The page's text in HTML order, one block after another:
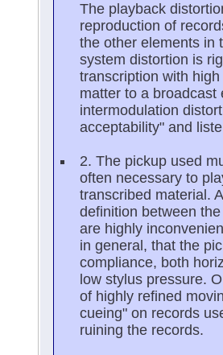
The playback
reproduction of
the other elements in
system distortion is
transcription with
matter to a broadcast
intermodulation
acceptability" and
2. The pickup used
often necessary to
transcribed material.
definition between
are highly
in general, that the
compliance, both
low stylus pressure.
of highly refined
cueing" on records
ruining the records.